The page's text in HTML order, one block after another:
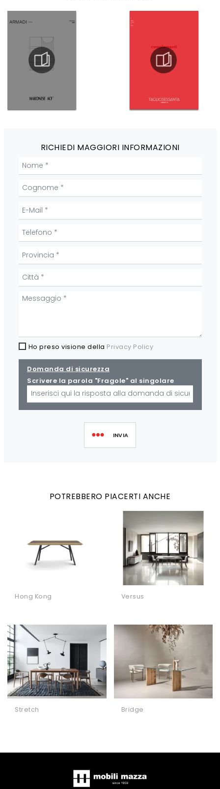
RICHIEDI MAGGIORI INFORMAZIONI
Ho preso visione della Privacy Policy
Domanda di sicurezza
Scrivere la parola "Fragole" al singolare
INVIA
POTREBBERO PIACERTI ANCHE
Hong Kong Versus
Stretch Bridge